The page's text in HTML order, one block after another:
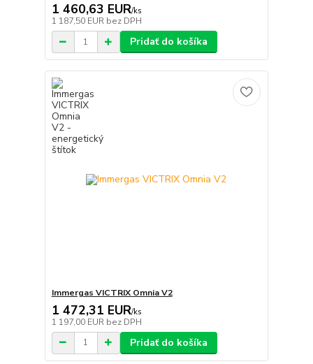
1 460,63 EUR/ks
1 187,50 EUR bez DPH
Pridať do košíka
Immergas VICTRIX Omnia V2
1 472,31 EUR/ks
1 197,00 EUR bez DPH
Pridať do košíka